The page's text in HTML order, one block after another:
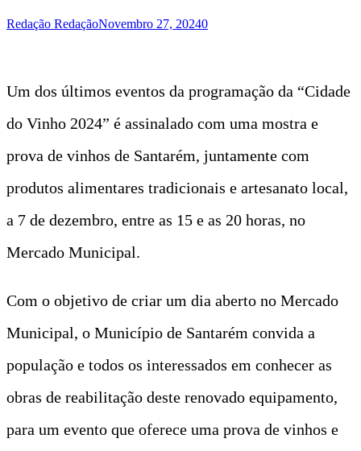
Redação RedaçãoNovembro 27, 20240
Um dos últimos eventos da programação da “Cidade
do Vinho 2024” é assinalado com uma mostra e
prova de vinhos de Santarém, juntamente com
produtos alimentares tradicionais e artesanato local,
a 7 de dezembro, entre as 15 e as 20 horas, no
Mercado Municipal.
Com o objetivo de criar um dia aberto no Mercado
Municipal, o Município de Santarém convida a
população e todos os interessados em conhecer as
obras de reabilitação deste renovado equipamento,
para um evento que oferece uma prova de vinhos e